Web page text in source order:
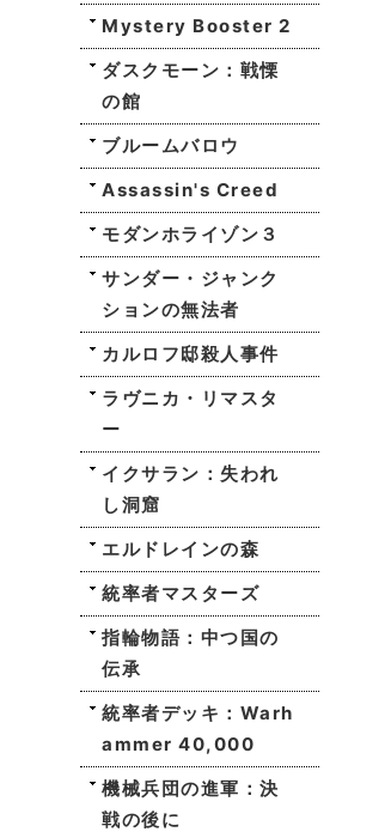
Mystery Booster 2
ダスクモーン：戦慄
の館
ブルームバロウ
Assassin's Creed
モダンホライゾン３
サンダー・ジャンク
ションの無法者
カルロフ邸殺人事件
ラヴニカ・リマスタ
ー
イクサラン：失われ
し洞窟
エルドレインの森
統率者マスターズ
指輪物語：中つ国の
伝承
統率者デッキ：Warh
ammer 40,000
機械兵団の進軍：決
戦の後に